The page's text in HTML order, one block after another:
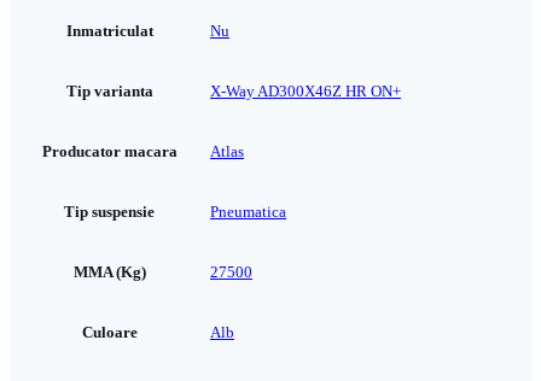
Inmatriculat Nu
Tip varianta X-Way AD300X46Z HR ON+
Producator macara Atlas
Tip suspensie Pneumatica
MMA (Kg) 27500
Culoare Alb